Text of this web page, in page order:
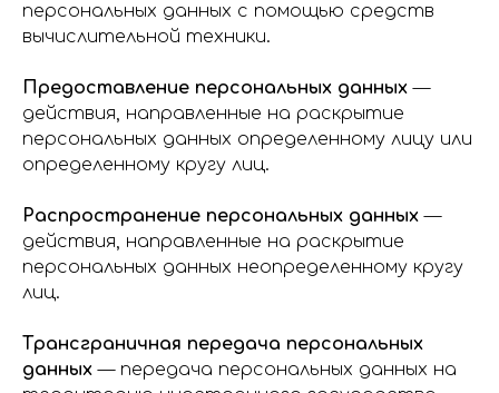
персональных данных с помощью средств
вычислительной техники.
Предоставление персональных данных—
действия, направленные на раскрытие
персональных данных определенному лицу или
определенному кругу лиц.
Распространение персональных данных—
действия, направленные на раскрытие
персональных данных неопределенному кругу
лиц.
Трансграничная передача персональных
данных— передача персональных данных на